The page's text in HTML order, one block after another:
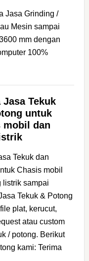
Jasa Grinding /
Mesin sampai
mm dengan
100%
Jasa Tekuk
untuk
mobil dan
Tekuk dan
Chasis mobil
listrik sampai
Tekuk & Potong
plat, kerucut,
atau custom
/ potong. Berikut
kami: Terima